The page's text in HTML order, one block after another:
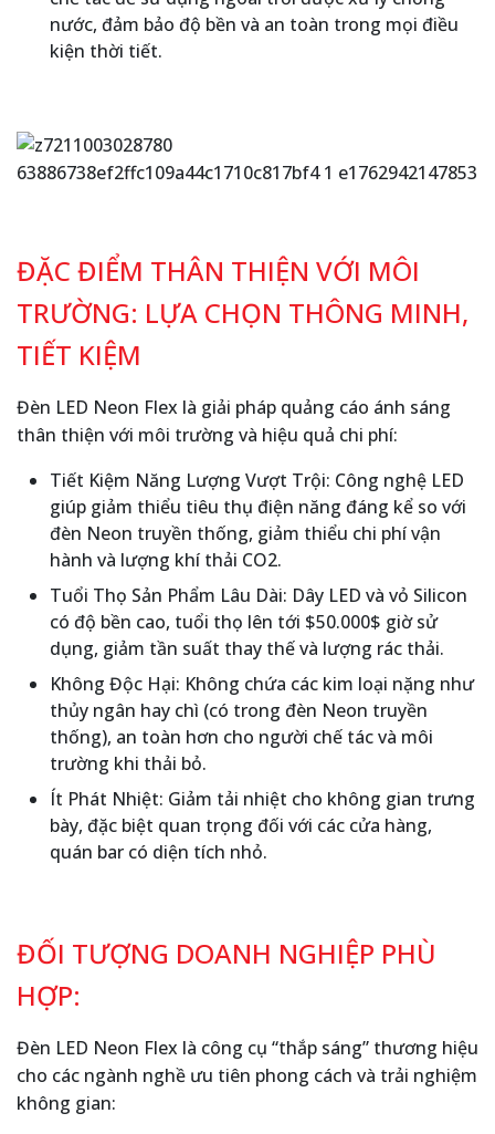
nước, đảm bảo độ bền và an toàn trong mọi điều
kiện thời tiết.
ĐẶC ĐIỂM THÂN THIỆN VỚI MÔI
TRƯỜNG: LỰA CHỌN THÔNG MINH,
TIẾT KIỆM
Đèn LED Neon Flex là giải pháp quảng cáo ánh sáng
thân thiện với môi trường và hiệu quả chi phí:
Tiết Kiệm Năng Lượng Vượt Trội: Công nghệ LED
giúp giảm thiểu tiêu thụ điện năng đáng kể so với
đèn Neon truyền thống, giảm thiểu chi phí vận
hành và lượng khí thải CO2.
Tuổi Thọ Sản Phẩm Lâu Dài: Dây LED và vỏ Silicon
có độ bền cao, tuổi thọ lên tới $50.000$ giờ sử
dụng, giảm tần suất thay thế và lượng rác thải.
Không Độc Hại: Không chứa các kim loại nặng như
thủy ngân hay chì (có trong đèn Neon truyền
thống), an toàn hơn cho người chế tác và môi
trường khi thải bỏ.
Ít Phát Nhiệt: Giảm tải nhiệt cho không gian trưng
bày, đặc biệt quan trọng đối với các cửa hàng,
quán bar có diện tích nhỏ.
ĐỐI TƯỢNG DOANH NGHIỆP PHÙ
HỢP:
Đèn LED Neon Flex là công cụ “thắp sáng” thương hiệu
cho các ngành nghề ưu tiên phong cách và trải nghiệm
không gian: